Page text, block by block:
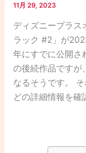
11月 29, 2023
ディズニープラス
ラック #2」が
年にすでに公開さ
の後続作品ですが
なるそうです。
どの詳細情報を確